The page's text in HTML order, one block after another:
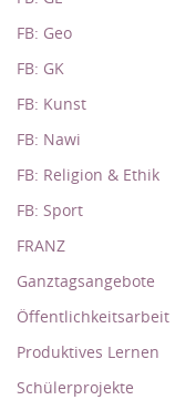
FB: Geo
FB: GK
FB: Kunst
FB: Nawi
FB: Religion & Ethik
FB: Sport
FRANZ
Ganztagsangebote
Öffentlichkeitsarbeit
Produktives Lernen
Schülerprojekte